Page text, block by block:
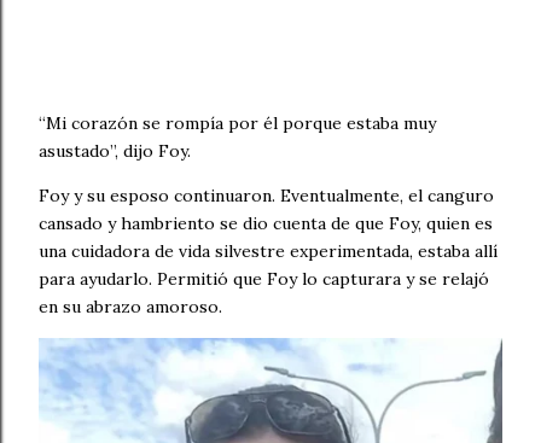
“Mi corazón se rompía por él porque estaba muy
asustado”, dijo Foy.
Foy y su esposo continuaron. Eventualmente, el canguro
cansado y hambriento se dio cuenta de que Foy, quien es
una cuidadora de vida silvestre experimentada, estaba allí
para ayudarlo. Permitió que Foy lo capturara y se relajó
en su abrazo amoroso.